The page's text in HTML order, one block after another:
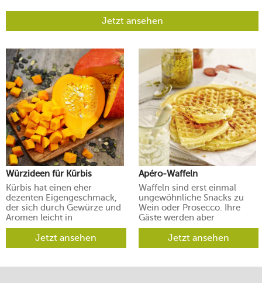
Jetzt ansehen
Würzideen für Kürbis
Kürbis hat einen eher
dezenten Eigengeschmack,
der sich durch Gewürze und
Aromen leicht in
verschiedene Richtungen
lenken lässt.Jetzt ansehen
Apéro-Waffeln
Waffeln sind erst einmal
ungewöhnliche Snacks zu
Wein oder Prosecco. Ihre
Gäste werden aber
begeistert sein.
Jetzt ansehen